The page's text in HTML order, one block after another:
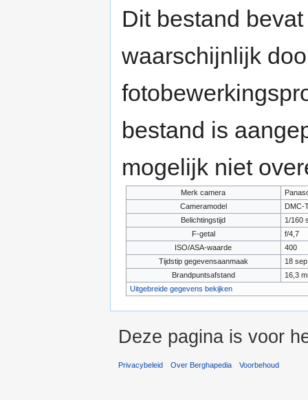
Dit bestand
waarschijnlijk
bestand is
mogelijk niet
Merk camera
Cameramodel
DMC-
Belichtingstijd
1/160
F-getal
f/4,7
ISO/ASA-waarde
400
Tijdstip gegevensaanmaak
18
Brandpuntsafstand
16,3
Uitgebreide gegevens bekijken
Deze pagina is voor
Privacybeleid Over Berghapedia Voorbehoud